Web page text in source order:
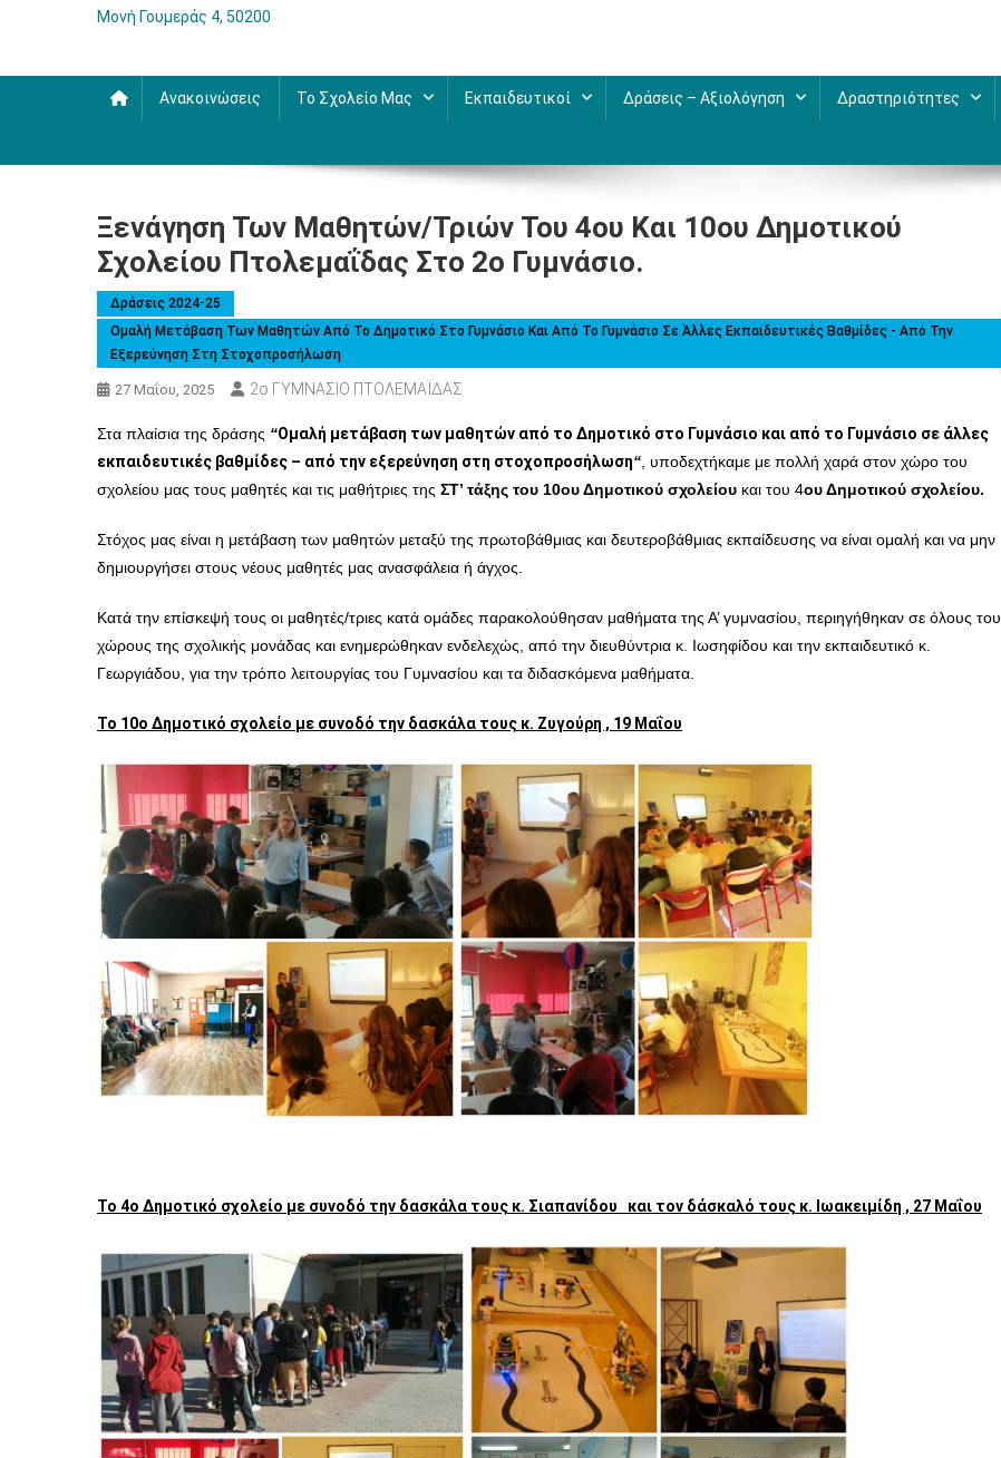
Μονή Γουμεράς 4, 50200
Ανακοινώσεις Το Σχολείο Μας Εκπαιδευτικοί Δράσεις – Αξιολόγηση Δραστηριότητες
Ξενάγηση Των Μαθητών/τριών Του 4ου Και 10ου Δημοτικού
Σχολείου Πτολεμαΐδας Στο 2ο Γυμνάσιο.
Δράσεις 2024-25
Ομαλή Μετάβαση Των Μαθητών Από Το Δημοτικό Στο Γυμνάσιο Και Από Το Γυμνάσιο Σε Άλλες Εκπαιδευτικές Βαθμίδες - Από Την
Εξερεύνηση Στη Στοχοπροσήλωση
27 Μαΐου, 2025 2ο ΓΥΜΝΑΣΙΟ ΠΤΟΛΕΜΑΪΔΑΣ
Στα πλαίσια της δράσης “Ομαλή μετάβαση των μαθητών από το Δημοτικό στο Γυμνάσιο και από το Γυμνάσιο σε άλλες
εκπαιδευτικές βαθμίδες – από την εξερεύνηση στη στοχοπροσήλωση“ , υποδεχτήκαμε με πολλή χαρά στον χώρο του
σχολείου μας τους μαθητές και τις μαθήτριες της ΣΤ’ τάξης του 10ου Δημοτικού σχολείου και του 4ου Δημοτικού σχολείου.
Στόχος μας είναι η μετάβαση των μαθητών μεταξύ της πρωτοβάθμιας και δευτεροβάθμιας εκπαίδευσης να είναι ομαλή και να μην
δημιουργήσει στους νέους μαθητές μας ανασφάλεια ή άγχος.
Κατά την επίσκεψή τους οι μαθητές/τριες κατά ομάδες παρακολούθησαν μαθήματα της Α’ γυμνασίου, περιηγήθηκαν σε όλους του
χώρους της σχολικής μονάδας και ενημερώθηκαν ενδελεχώς, από την διευθύντρια κ. Ιωσηφίδου και την εκπαιδευτικό κ.
Γεωργιάδου, για την τρόπο λειτουργίας του Γυμνασίου και τα διδασκόμενα μαθήματα.
Το 10ο Δημοτικό σχολείο με συνοδό την δασκάλα τους κ. Ζυγούρη , 19 Μαΐου
Το 4ο Δημοτικό σχολείο με συνοδό την δασκάλα τους κ. Σιαπανίδου και τον δάσκαλό τους κ. Ιωακειμίδη , 27 Μαΐου